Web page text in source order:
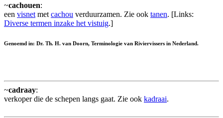
~cachouen:
een visnet met cachou verduurzamen. Zie ook tanen. [Links:
Diverse termen inzake het vistuig.]
Genoemd in: Dr. Th. H. van Doorn, Terminologie van Riviervissers in Nederland.
~cadraay:
verkoper die de schepen langs gaat. Zie ook kadraai.